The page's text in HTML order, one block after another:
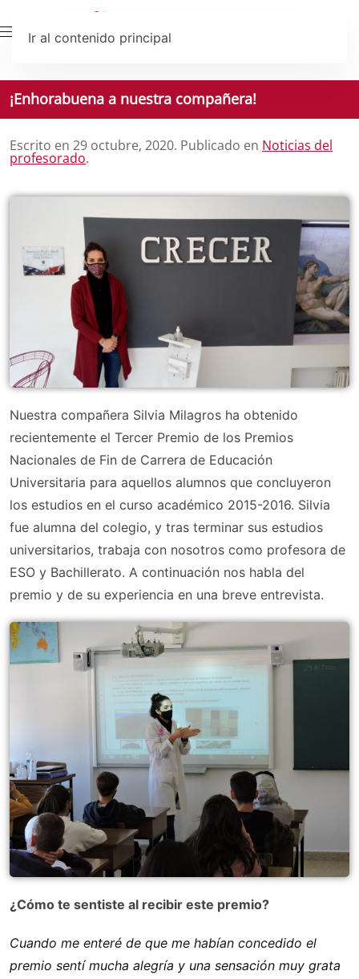
Ir al contenido principal
¡Enhorabuena a nuestra compañera!
Escrito en 29 octubre, 2020. Publicado en Noticias del
profesorado.
Nuestra compañera Silvia Milagros ha obtenido
recientemente el Tercer Premio de los Premios
Nacionales de Fin de Carrera de Educación
Universitaria para aquellos alumnos que concluyeron
los estudios en el curso académico 2015-2016. Silvia
fue alumna del colegio, y tras terminar sus estudios
universitarios, trabaja con nosotros como profesora de
ESO y Bachillerato. A continuación nos habla del
premio y de su experiencia en una breve entrevista.
¿Cómo te sentiste al recibir este premio?
Cuando me enteré de que me habían concedido el
premio sentí mucha alegría y una sensación muy grata